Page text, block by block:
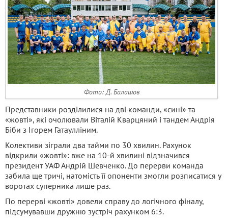
Фото: Д. Балашов
Представники розділилися на дві команди, «сині» та
«жовті», які очолювали Віталій Кварцяний і тандем Андрія
Біби з Ігорем Гатаулліним.
Колективи зіграли два тайми по 30 хвилин. Рахунок
відкрили «жовті»: вже на 10-й хвилині відзначився
президент УАФ Андрій Шевченко. До перерви команда
забила ще тричі, натомість її опоненти змогли розписатися у
воротах суперника лише раз.
По перерві «жовті» довели справу до логічного фіналу,
підсумувавши дружню зустріч рахунком 6:3.